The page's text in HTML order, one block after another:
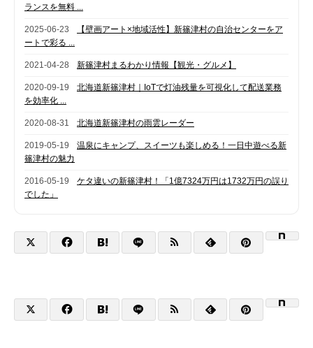
ランスを無料 ...
2025-06-23
【壁画アート×地域活性】新篠津村の自治センターをア
ートで彩る ...
2021-04-28 新篠津村まるわかり情報【観光・グルメ】
2020-09-19
北海道新篠津村｜IoTで灯油残量を可視化して配送業務
を効率化 ...
2020-08-31 北海道新篠津村の雨雲レーダー
2019-05-19
温泉にキャンプ、スイーツも楽しめる！一日中遊べる新
篠津村の魅力
2016-05-19
ケタ違いの新篠津村！「1億7324万円は1732万円の誤り
でした」